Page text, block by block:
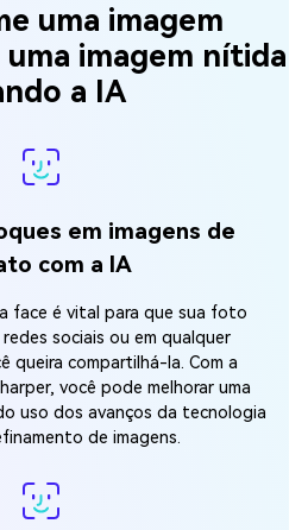
uma imagem
uma imagem nítida
a IA
em imagens de
com a IA
face é vital para que sua foto
sociais ou em qualquer
queira compartilhá-la. Com a
você pode melhorar uma
uso dos avanços da tecnologia
de imagens.